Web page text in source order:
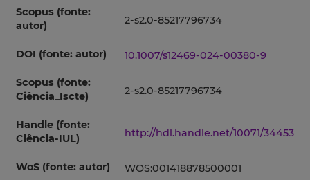
Scopus (fonte:
autor)
2-s2.0-85217796734
DOI (fonte: autor) 10.1007/s12469-024-00380-9
Scopus (fonte:
Ciência_Iscte)
2-s2.0-85217796734
Handle (fonte:
Ciência-IUL)
http://hdl.handle.net/10071/34453
WoS (fonte: autor) WOS:001418878500001